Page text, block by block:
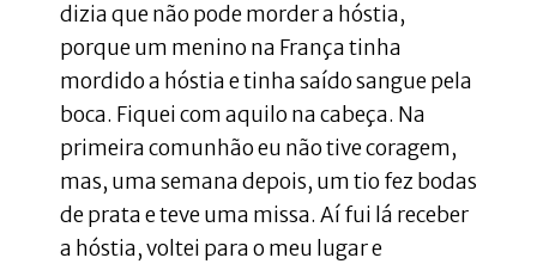
dizia que não pode morder a hóstia,
porque um menino na França tinha
mordido a hóstia e tinha saído sangue pela
boca. Fiquei com aquilo na cabeça. Na
primeira comunhão eu não tive coragem,
mas, uma semana depois, um tio fez bodas
de prata e teve uma missa. Aí fui lá receber
a hóstia, voltei para o meu lugar e